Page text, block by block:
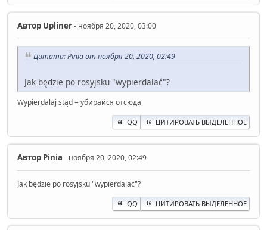
Автор Upliner- ноября 20, 2020, 03:00
Цитата: Pinia от ноября 20, 2020, 02:49
Jak będzie po rosyjsku "wypierdalać"?
Wypierdalaj stąd = убирайся отсюда
QQ ЦИТИРОВАТЬ ВЫДЕЛЕННОЕ
Автор Pinia - ноября 20, 2020, 02:49
Jak będzie po rosyjsku "wypierdalać"?
QQ ЦИТИРОВАТЬ ВЫДЕЛЕННОЕ